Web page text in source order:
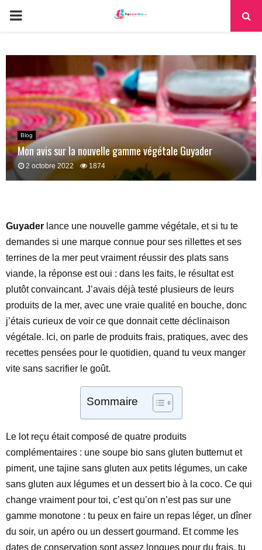
PRIMARY
Blog
Mon avis sur la nouvelle gamme végétale Guyader
2 octobre 2022 1874
Guyader lance une nouvelle gamme végétale, et si tu te
demandes si une marque connue pour ses rillettes et ses
terrines de la mer peut vraiment réussir des plats sans
viande, la réponse est oui : dans les faits, le résultat est
plutôt convaincant. J’avais déjà testé plusieurs de leurs
produits de la mer, avec une vraie qualité en bouche, donc
j’étais curieux de voir ce que donnait cette déclinaison
végétale. Ici, on parle de produits frais, pratiques, avec des
recettes pensées pour le quotidien, quand tu veux manger
vite sans sacrifier le goût.
Sommaire
Le lot reçu était composé de quatre produits
complémentaires : une soupe bio sans gluten butternut et
piment, une tajine sans gluten aux petits légumes, un cake
sans gluten aux légumes et un dessert bio à la coco. Ce qui
change vraiment pour toi, c’est qu’on n’est pas sur une
gamme monotone : tu peux en faire un repas léger, un dîner
du soir, un apéro ou un dessert gourmand. Et comme les
dates de conservation sont assez longues pour du frais, tu